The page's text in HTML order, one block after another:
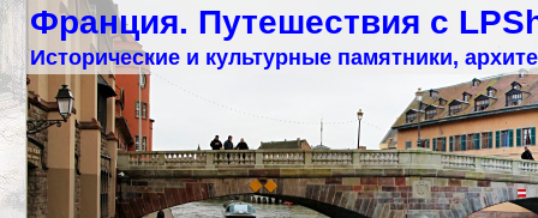
Франция. Путешествия с
Исторические и культурные памятники,